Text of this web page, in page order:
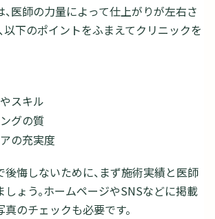
医師の力量によって仕上がりが左右さ
以下のポイントをふまえてクリニックを
スキル
グの質
の充実度
悔しないために、まず施術実績と医師
ょう。ホームページやSNSなどに掲載
のチェックも必要です。